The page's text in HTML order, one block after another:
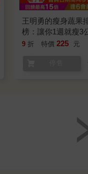
王明勇的瘦身蔬果
榜：讓你1週就瘦3
的蔬菜水果
9 折 特價 225 元